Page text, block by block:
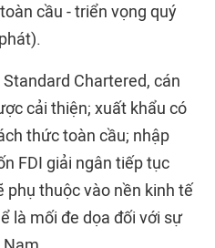
cầu - triển vọng quý
Chartered, cán
cải thiện; xuất khẩu có
thức toàn cầu; nhập
FDI giải ngân tiếp tục
phụ thuộc vào nền kinh tế
là mối đe dọa đối với sự